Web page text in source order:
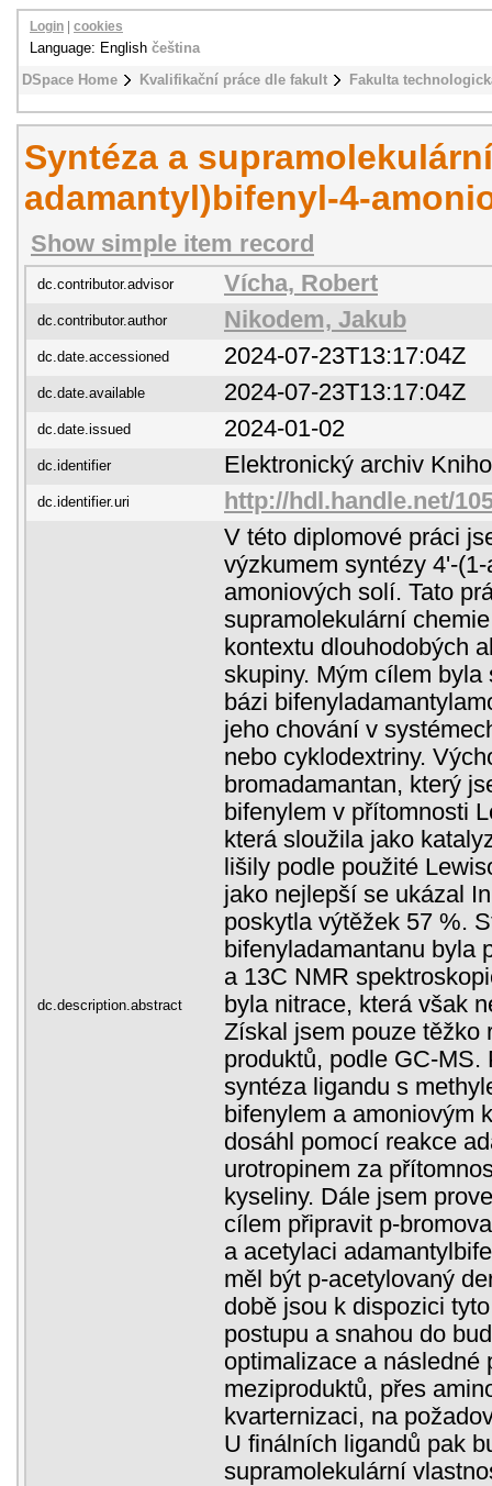
DSpace Home Kvalifikační práce dle fakult Fakulta
Login cookies
Language: English čeština
Syntéza a
adamantyl)bifenyl-4-
Show simple item record
dc.contributor.advisor Vícha, Robert
dc.contributor.author Nikodem, Jakub
dc.date.accessioned 2024-07-23T13:17:04Z
dc.date.available 2024-07-23T13:17:04Z
dc.date.issued 2024-01-02
dc.identifier Elektronický archiv
dc.identifier.uri http://hdl.handle.net/
dc.description.abstract
V této diplomové práci
výzkumem syntézy 4'-
amoniových solí. Tato
supramolekulární
kontextu dlouhodobých
skupiny. Mým cílem byla
bázi
jeho chování v
nebo cyklodextriny.
bromadamantan, který
bifenylem v přítomnosti
která sloužila jako
lišily podle použité
jako nejlepší se ukázal
poskytla výtěžek 57 %.
bifenyladamantanu byla
a 13C NMR
byla nitrace, která však
Získal jsem pouze těžko
produktů, podle GC-MS.
syntéza ligandu s
bifenylem a amoniovým
dosáhl pomocí reakce
urotropinem za
kyseliny. Dále jsem
cílem připravit p-
a acetylaci
měl být p-acetylovaný
době jsou k dispozici
postupu a snahou do
optimalizace a následné
meziproduktů, přes
kvarternizaci, na
U finálních ligandů pak
supramolekulární